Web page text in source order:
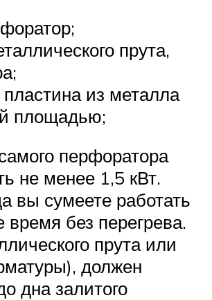
прута,
пластина из металла
площадью;
перфоратора
не менее 1,5 кВт.
вы сумеете работать
время без перегрева.
прута или
должен
дна залитого